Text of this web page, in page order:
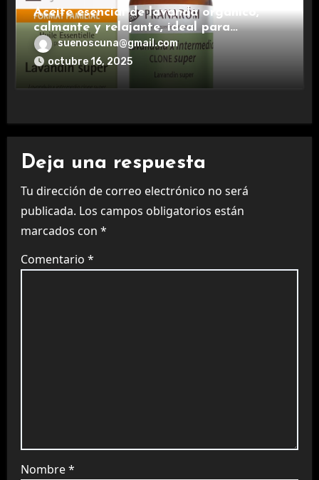
Aceite esencial de lavanda orgánico,
calmante y relajante, ideal para
aromaterapia.
suenoscuna@gmail.com
octubre 16, 2025
Deja una respuesta
Tu dirección de correo electrónico no será
publicada. Los campos obligatorios están
marcados con *
Comentario *
Nombre*